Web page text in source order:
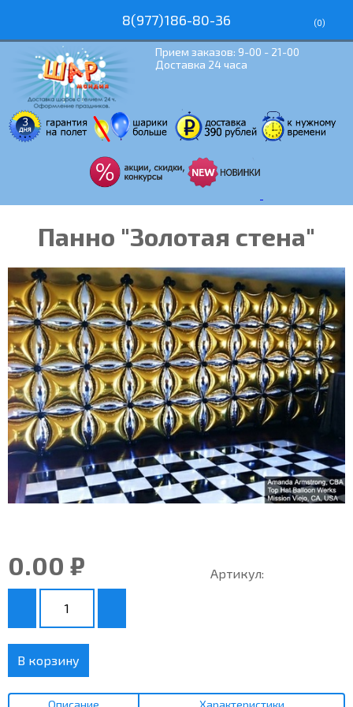
8(977)186-80-36 (0)
Прием заказов: 9-00 - 21-00
Доставка 24 часа
Панно "Золотая стена"
0.00 ₽ Артикул:
В корзину
Описание Характеристики